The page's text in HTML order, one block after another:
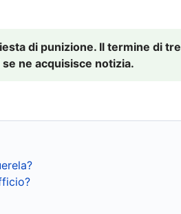
di punizione. Il termine di tre
ne acquisisce notizia.